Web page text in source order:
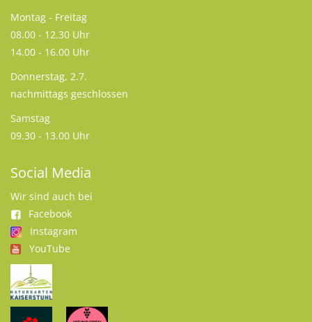
Montag - Freitag
08.00 - 12.30 Uhr
14.00 - 16.00 Uhr
Donnerstag, 2.7.
nachmittags geschlossen
Samstag
09.30 - 13.00 Uhr
Social Media
Wir sind auch bei
Facebook
Instagram
YouTube